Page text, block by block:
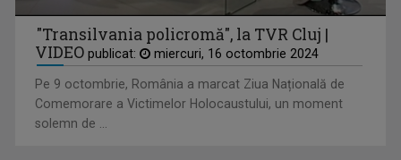
MARIUS TUHUŢ
"Transilvania policromă", la TVR Cluj |
VIDEO publicat: miercuri, 16 octombrie 2024
Pe 9 octombrie, România a marcat Ziua Națională de
Comemorare a Victimelor Holocaustului, un moment
solemn de ...